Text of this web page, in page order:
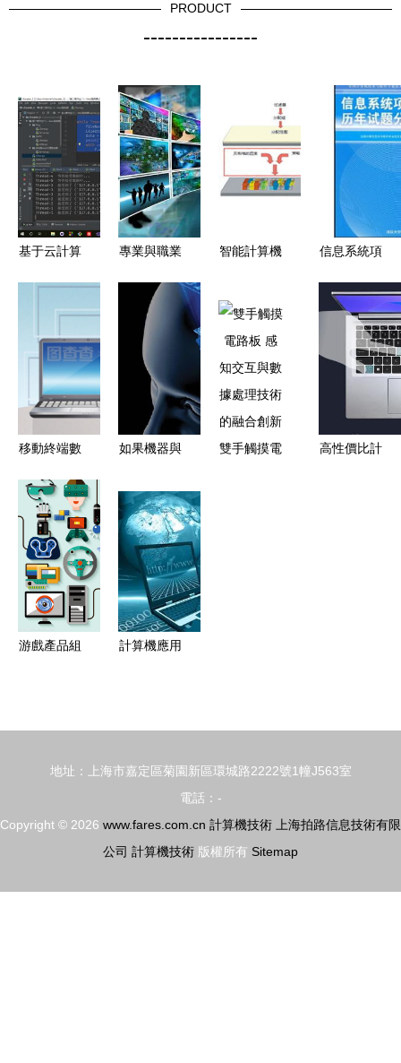
PRODUCT
----------------
基于云計算
處理技術研
究
專業與職業
算機科學與
技術中的數
據技術為例
智能計算機
術的革命性
引擎
信息系統項
年真題分析
與解答 全
國計算機技
水平考試指
移動終端數
從電話、平
板到筆記本
的演進與融
合
如果機器與
差別 計算
機技術的終
極想象
雙手觸摸電
高性價比計
游戲產品組
置的矢量插
計算機應用
地址：上海市嘉定區菊園新區環城路2222號1幢J563室
電話：-
Copyright © 2026 www.fares.com.cn 計算機技術 上海拍路信息技術有限
公司 計算機技術 版權所有 Sitemap